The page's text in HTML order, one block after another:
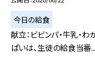
今日の給食
献立：ビビンパ・牛乳・
ぱいは、生徒の給食当番